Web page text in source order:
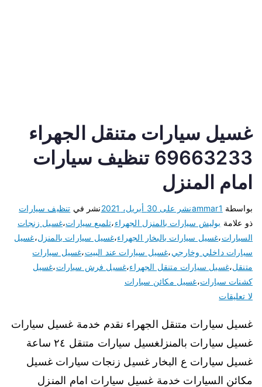
غسيل سيارات متنقل الجهراء
69663233 تنظيف سيارات
امام المنزل
بواسطة ammar1نشر على 30 أبريل، 2021 نشر في تنظيف سيارات
ذو علامة بوليش سيارات بالمنزل الجهراء،تلميع سيارات،غسيل زنجات
السيارات،غسيل سيارات بالبخار الجهراء،غسيل سيارات بالمنزل،غسيل
سيارات داخلي وخارجي،غسيل سيارات عند البيت،غسيل سيارات
متنقل،غسيل سيارات متنقل الجهراء،غسيل فرش سيارات،غسيل
كشنات سيارات،غسيل مكائن سيارات
لا تعليقات
غسيل سيارات متنقل الجهراء نقدم خدمة غسيل سيارات
غسيل سيارات بالمنزلغسيل سيارات متنقل ٢٤ ساعة
غسيل سيارات ع البخار غسيل زنجات سيارات غسيل
مكائن السيارات خدمة غسيل سيارات امام المنزل